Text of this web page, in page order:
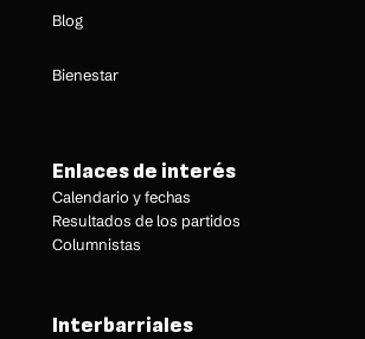
Blog
Bienestar
Enlaces de interés
Calendario y fechas
Resultados de los partidos
Columnistas
Interbarriales